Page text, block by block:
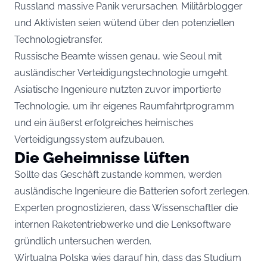
Russland massive Panik verursachen. Militärblogger
und Aktivisten seien wütend über den potenziellen
Technologietransfer.
Russische Beamte wissen genau, wie Seoul mit
ausländischer Verteidigungstechnologie umgeht.
Asiatische Ingenieure nutzten zuvor importierte
Technologie, um ihr eigenes Raumfahrtprogramm
und ein äußerst erfolgreiches heimisches
Verteidigungssystem aufzubauen.
Die Geheimnisse lüften
Sollte das Geschäft zustande kommen, werden
ausländische Ingenieure die Batterien sofort zerlegen.
Experten prognostizieren, dass Wissenschaftler die
internen Raketentriebwerke und die Lenksoftware
gründlich untersuchen werden.
Wirtualna Polska wies darauf hin, dass das Studium